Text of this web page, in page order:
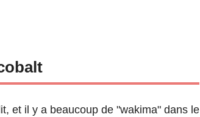
et il y a beaucoup de "wakima" dans le